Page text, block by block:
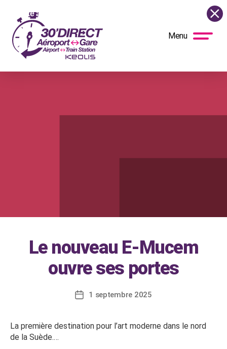
DIRECT
Menu
Le nouveau E-Mucem
ouvre ses portes
Date1 septembre 2025
La première destination pour l’art moderne dans le nord
de la Suède.…
contexte actuel, la navette circule de nouveau normalement